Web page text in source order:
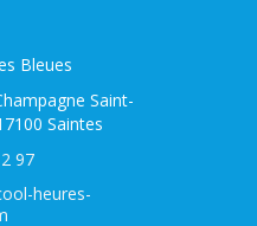
Bleues
Saint-
Saintes
97
heures-